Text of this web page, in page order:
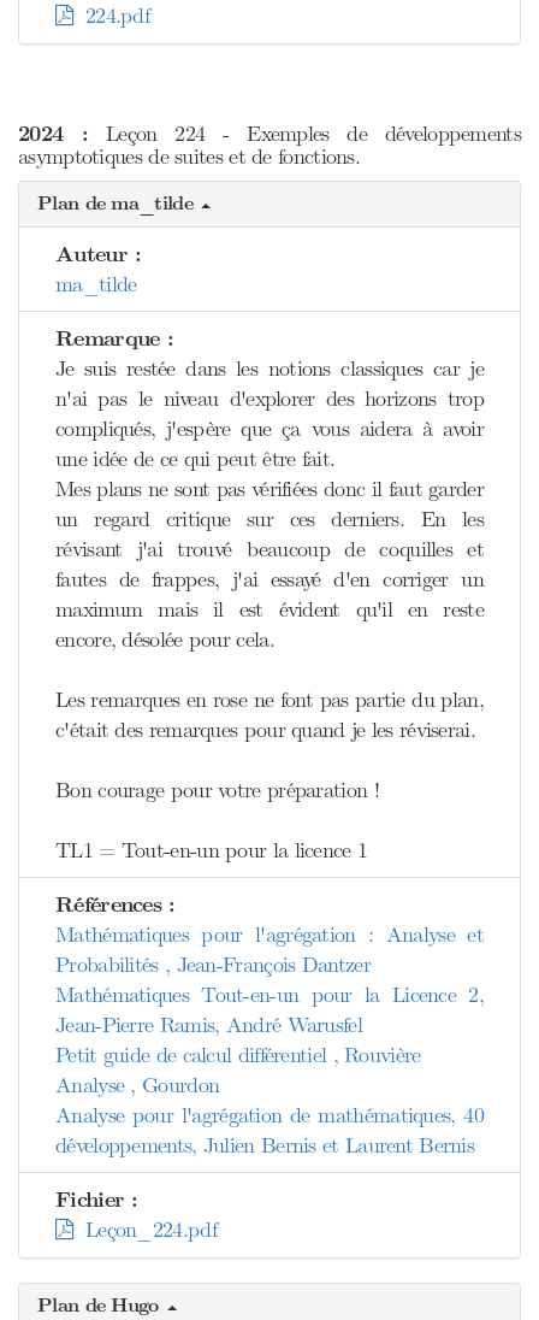
224.pdf
2024 : Leçon 224 - Exemples de développements
asymptotiques de suites et de fonctions.
Plan de ma_tilde
Auteur :
ma_tilde
Remarque :
Je suis restée dans les notions classiques car je
n'ai pas le niveau d'explorer des horizons trop
compliqués, j'espère que ça vous aidera à avoir
une idée de ce qui peut être fait.
Mes plans ne sont pas vérifiées donc il faut garder
un regard critique sur ces derniers. En les
révisant j'ai trouvé beaucoup de coquilles et
fautes de frappes, j'ai essayé d'en corriger un
maximum mais il est évident qu'il en reste
encore, désolée pour cela.
Les remarques en rose ne font pas partie du plan,
c'était des remarques pour quand je les réviserai.
Bon courage pour votre préparation !
TL1 = Tout-en-un pour la licence 1
Références :
Mathématiques pour l'agrégation : Analyse et
Probabilités , Jean-François Dantzer
Mathématiques Tout-en-un pour la Licence 2,
Jean-Pierre Ramis, André Warusfel
Petit guide de calcul différentiel , Rouvière
Analyse , Gourdon
Analyse pour l'agrégation de mathématiques, 40
développements, Julien Bernis et Laurent Bernis
Fichier :
Leçon_224.pdf
Plan de Hugo